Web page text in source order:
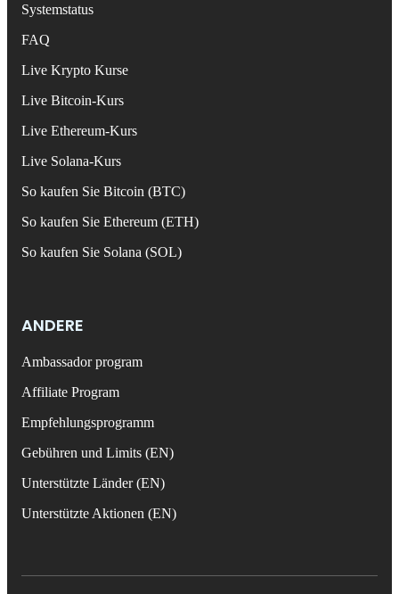
Systemstatus
FAQ
Live Krypto Kurse
Live Bitcoin-Kurs
Live Ethereum-Kurs
Live Solana-Kurs
So kaufen Sie Bitcoin (BTC)
So kaufen Sie Ethereum (ETH)
So kaufen Sie Solana (SOL)
ANDERE
Ambassador program
Affiliate Program
Empfehlungsprogramm
Gebühren und Limits (EN)
Unterstützte Länder (EN)
Unterstützte Aktionen (EN)